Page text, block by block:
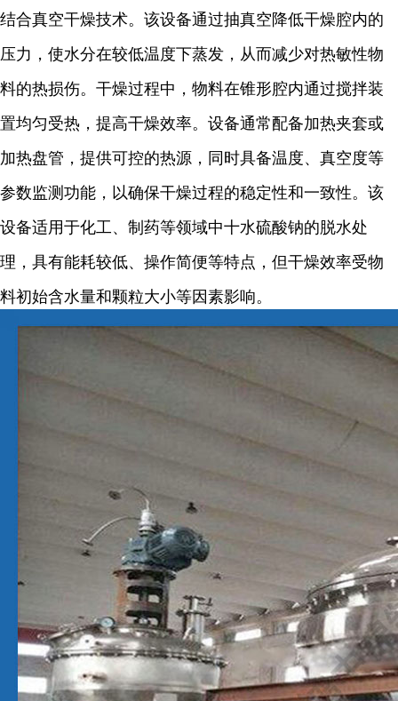
结合真空干燥技术。该设备通过抽真空降低干燥腔内的
压力，使水分在较低温度下蒸发，从而减少对热敏性物
料的热损伤。干燥过程中，物料在锥形腔内通过搅拌装
置均匀受热，提高干燥效率。设备通常配备加热夹套或
加热盘管，提供可控的热源，同时具备温度、真空度等
参数监测功能，以确保干燥过程的稳定性和一致性。该
设备适用于化工、制药等领域中十水硫酸钠的脱水处
理，具有能耗较低、操作简便等特点，但干燥效率受物
料初始含水量和颗粒大小等因素影响。